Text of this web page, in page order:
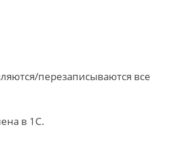
перезаписываются все
в 1С.